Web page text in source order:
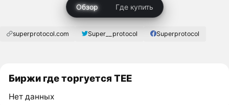
Обзор Где купить
superprotocol.com Super__protocol Superprotocol
Биржи где торгуется TEE
Нет данных